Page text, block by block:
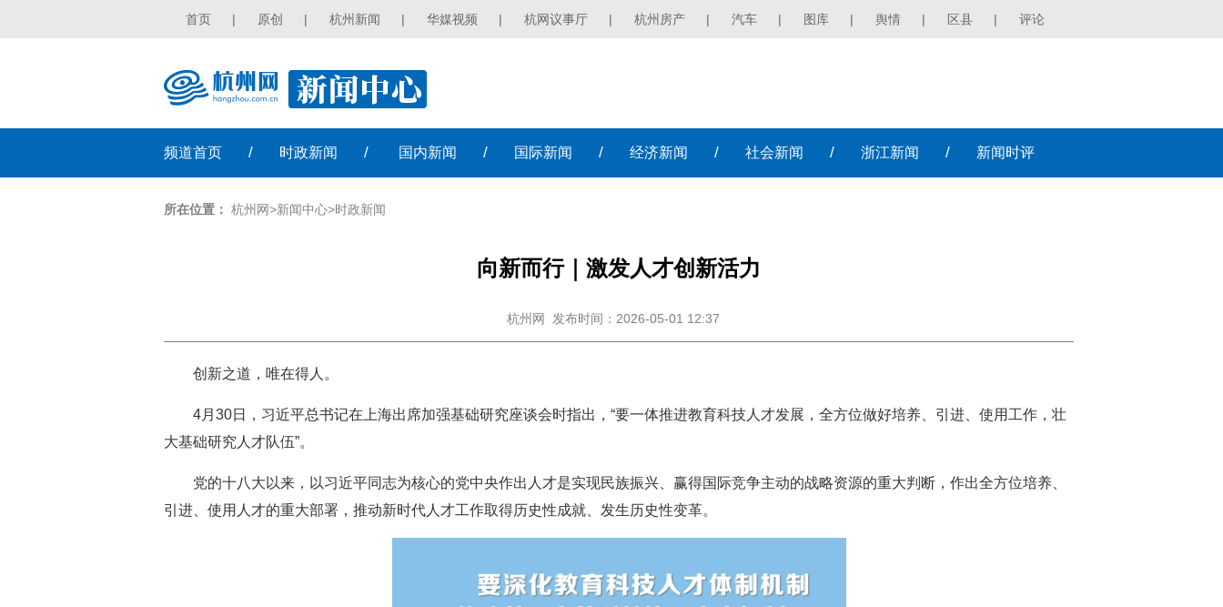
首页 | 原创 | 杭州新闻 | 华媒视频 | 杭网议事厅 | 杭州房产 | 汽车 | 图库 | 舆情 | 区县 | 评论
频道首页 / 时政新闻 / 国内新闻 / 国际新闻 / 经济新闻 / 社会新闻 / 浙江新闻 / 新闻时评
所在位置： 杭州网>新闻中心>时政新闻
向新而行｜激发人才创新活力
杭州网 发布时间：2026-05-01 12:37
创新之道，唯在得人。
4月30日，习近平总书记在上海出席加强基础研究座谈会时指出，“要一体推进教育科技人才发展，全方位做好培养、引进、使用工作，壮
大基础研究人才队伍”。
党的十八大以来，以习近平同志为核心的党中央作出人才是实现民族振兴、赢得国际竞争主动的战略资源的重大判断，作出全方位培养、
引进、使用人才的重大部署，推动新时代人才工作取得历史性成就、发生历史性变革。